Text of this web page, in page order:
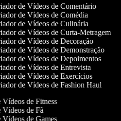
de Vídeos de Comentário
de Vídeos de Comédia
de Vídeos de Culinária
de Vídeos de Curta-Metragem
de Vídeos de Decoração
de Vídeos de Demonstração
de Vídeos de Depoimentos
de Vídeos de Entrevista
de Vídeos de Exercícios
de Vídeos de Fashion Haul
Vídeos de Fitness
Vídeos de Fã
Vídeos de Games